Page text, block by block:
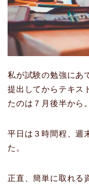
私が試験の勉強にあ
提出してからテキス
たのは７月後半から。
平日は３時間程、週
た。
正直、簡単に取れる